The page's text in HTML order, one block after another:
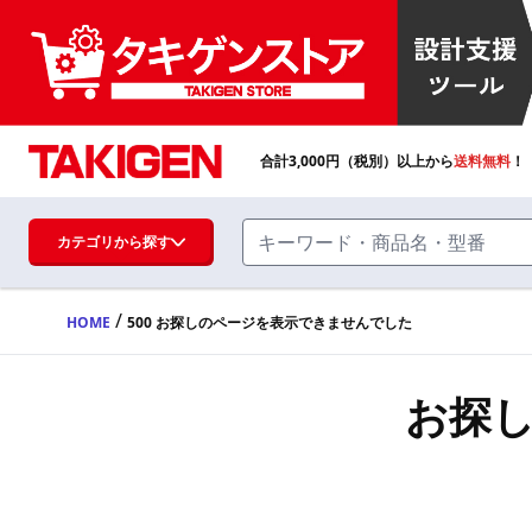
ハンドル・取手・つまみ・周辺機器
FA・A
合計3,000円（税別）以上から送料無料
カテゴリから探す
HOME / 500 お探しのページを表示できませんでした
お探